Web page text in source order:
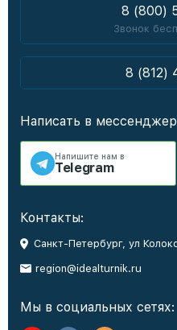
8 (800)
Звонок
8 (812)
Написать в
Напишите нам в
Telegram
Контакты:
Санкт-Петербург, ул
region@idealturnik.ru
Мы в социальных сетях: